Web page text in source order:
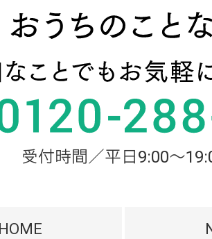
受付時間／平日9:00～
HOME